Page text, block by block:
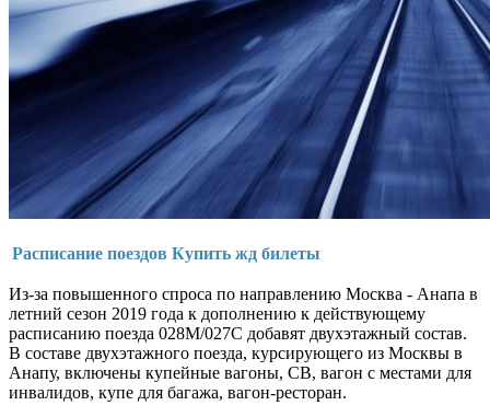
Расписание поездов Купить жд билеты
Из-за повышенного спроса по направлению Москва - Анапа в
летний сезон 2019 года к дополнению к действующему
расписанию поезда 028М/027С добавят двухэтажный состав.
В составе двухэтажного поезда, курсирующего из Москвы в
Анапу, включены купейные вагоны, СВ, вагон с местами для
инвалидов, купе для багажа, вагон-ресторан.